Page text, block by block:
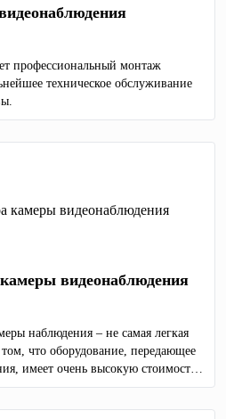
профессиональный монтаж
техническое обслуживание
видеонаблюдения
наблюдения – не самая легкая
том, что оборудование, передающее
имеет очень высокую стоимость,
предоставить детализированную